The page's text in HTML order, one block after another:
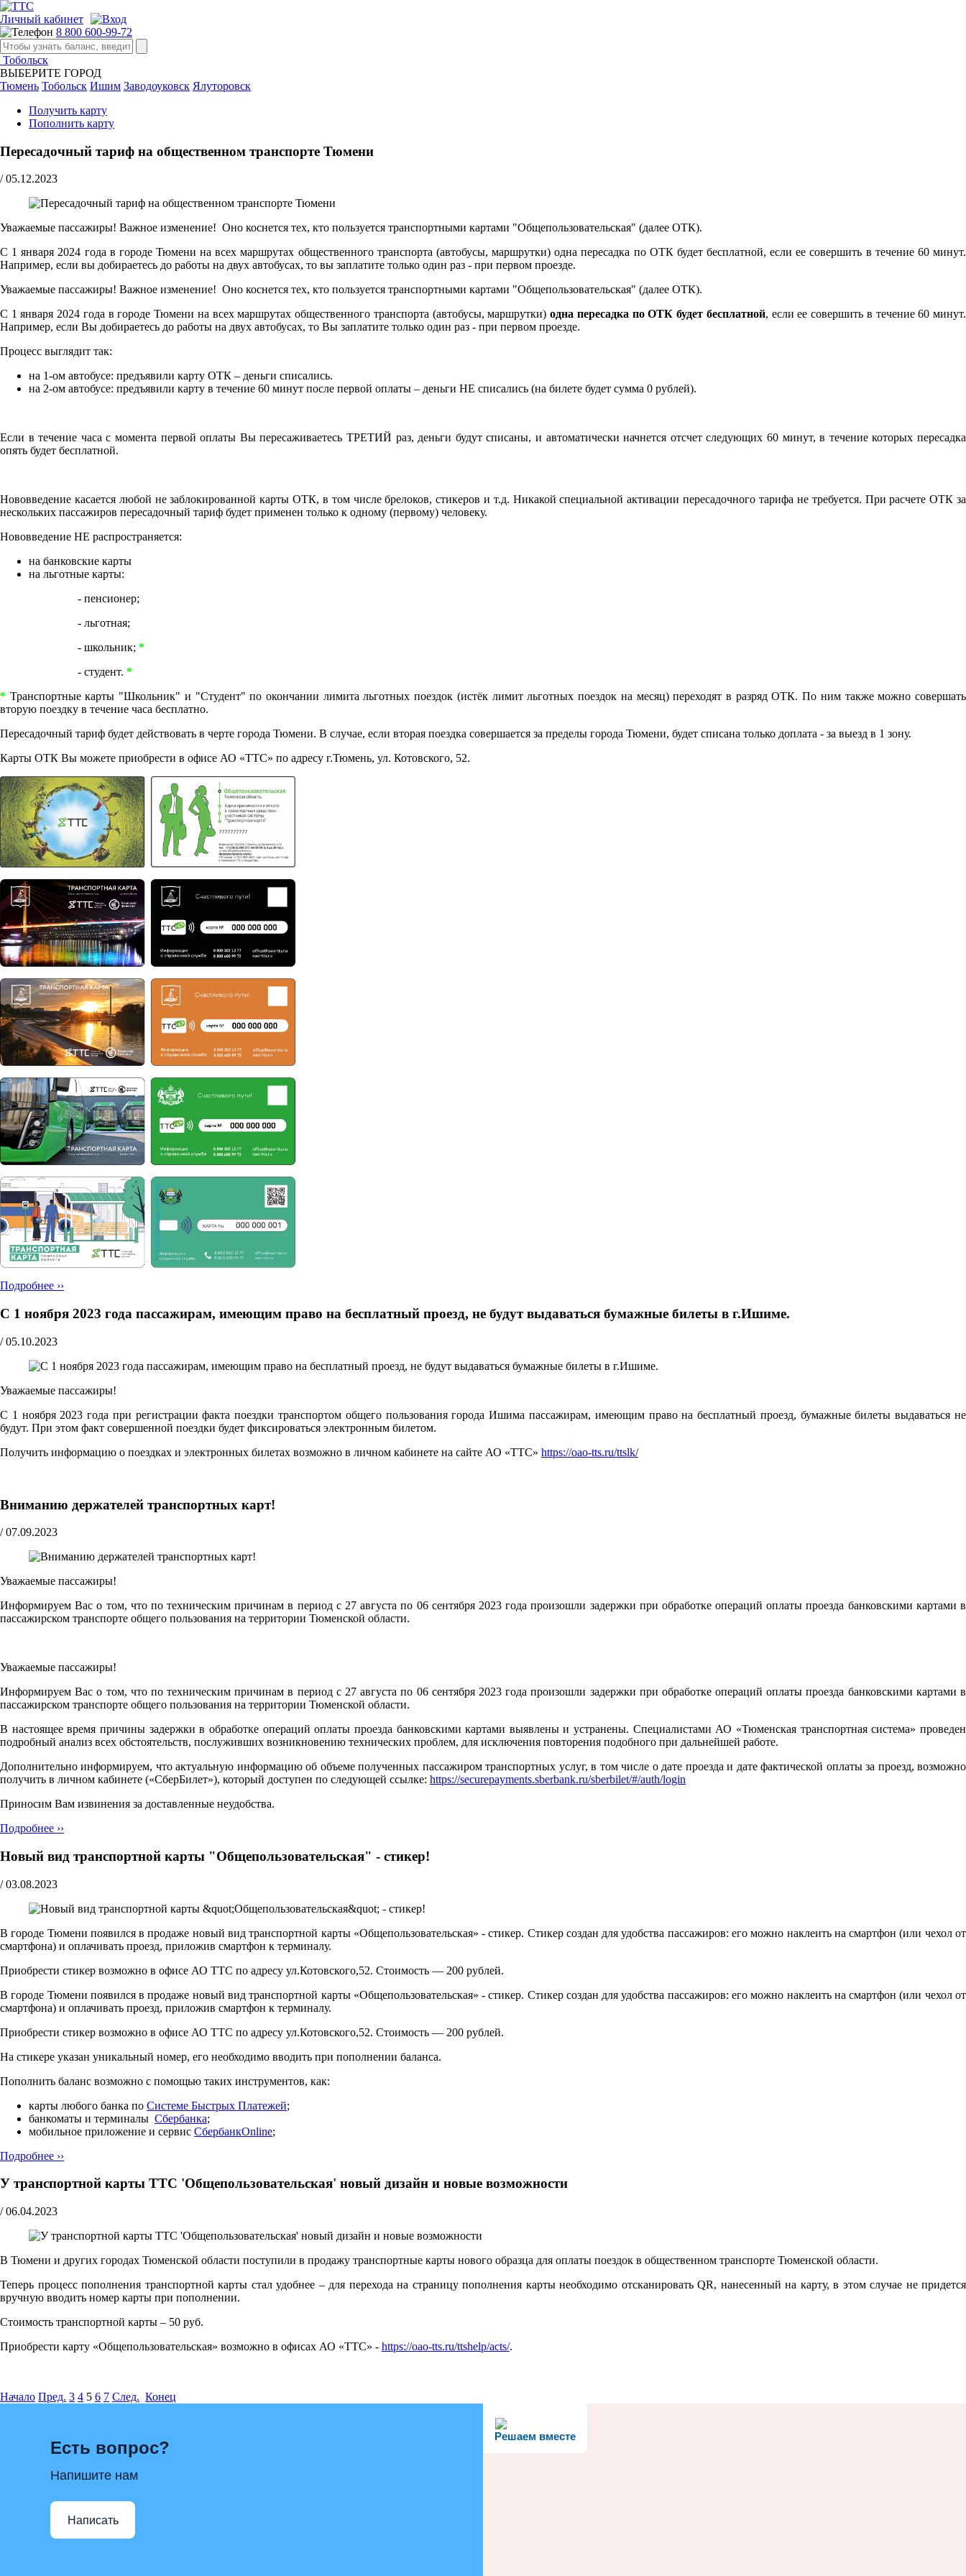
Личный кабинет
8 800 600-99-72
Тобольск
ВЫБЕРИТЕ ГОРОД
Тюмень Тобольск Ишим Заводоуковск Ялуторовск
Получить карту
Пополнить карту
Пересадочный тариф на общественном транспорте Тюмени
/ 05.12.2023
Уважаемые пассажиры! Важное изменение! Оно коснется тех, кто пользуется транспортными картами "Общепользовательская" (далее ОТК).
С 1 января 2024 года в городе Тюмени на всех маршрутах общественного транспорта (автобусы, маршрутки) одна пересадка по ОТК будет бесплатной, если ее совершить в течение 60 минут.
Например, если вы добираетесь до работы на двух автобусах, то вы заплатите только один раз - при первом проезде.
Уважаемые пассажиры! Важное изменение! Оно коснется тех, кто пользуется транспортными картами "Общепользовательская" (далее ОТК).
С 1 января 2024 года в городе Тюмени на всех маршрутах общественного транспорта (автобусы, маршрутки)одна пересадка по ОТК будет бесплатной, если ее совершить в течение 60 минут.
Например, если Вы добираетесь до работы на двух автобусах, то Вы заплатите только один раз - при первом проезде.
Процесс выглядит так:
на 1-ом автобусе: предъявили карту ОТК – деньги списались.
на 2-ом автобусе: предъявили карту в течение 60 минут после первой оплаты – деньги НЕ списались (на билете будет сумма 0 рублей).
Если в течение часа с момента первой оплаты Вы пересаживаетесь ТРЕТИЙ раз, деньги будут списаны, и автоматически начнется отсчет следующих 60 минут, в течение которых пересадка
опять будет бесплатной.
Нововведение касается любой не заблокированной карты ОТК, в том числе брелоков, стикеров и т.д. Никакой специальной активации пересадочного тарифа не требуется. При расчете ОТК за
нескольких пассажиров пересадочный тариф будет применен только к одному (первому) человеку.
Нововведение НЕ распространяется:
на банковские карты
на льготные карты:
- пенсионер;
- льготная;
- школьник; *
- студент. *
* Транспортные карты "Школьник" и "Студент" по окончании лимита льготных поездок (истёк лимит льготных поездок на месяц) переходят в разряд ОТК. По ним также можно совершать
вторую поездку в течение часа бесплатно.
Пересадочный тариф будет действовать в черте города Тюмени. В случае, если вторая поездка совершается за пределы города Тюмени, будет списана только доплата - за выезд в 1 зону.
Карты ОТК Вы можете приобрести в офисе АО «ТТС» по адресу г.Тюмень, ул. Котовского, 52.
Подробнее ››
С 1 ноября 2023 года пассажирам, имеющим право на бесплатный проезд, не будут выдаваться бумажные билеты в г.Ишиме.
/ 05.10.2023
Уважаемые пассажиры!
С 1 ноября 2023 года при регистрации факта поездки транспортом общего пользования города Ишима пассажирам, имеющим право на бесплатный проезд, бумажные билеты выдаваться не
будут. При этом факт совершенной поездки будет фиксироваться электронным билетом.
Получить информацию о поездках и электронных билетах возможно в личном кабинете на сайте АО «ТТС» https://oao-tts.ru/ttslk/
Вниманию держателей транспортных карт!
/ 07.09.2023
Уважаемые пассажиры!
Информируем Вас о том, что по техническим причинам в период с 27 августа по 06 сентября 2023 года произошли задержки при обработке операций оплаты проезда банковскими картами в
пассажирском транспорте общего пользования на территории Тюменской области.
Уважаемые пассажиры!
Информируем Вас о том, что по техническим причинам в период с 27 августа по 06 сентября 2023 года произошли задержки при обработке операций оплаты проезда банковскими картами в
пассажирском транспорте общего пользования на территории Тюменской области.
В настоящее время причины задержки в обработке операций оплаты проезда банковскими картами выявлены и устранены. Специалистами АО «Тюменская транспортная система» проведен
подробный анализ всех обстоятельств, послуживших возникновению технических проблем, для исключения повторения подобного при дальнейшей работе.
Дополнительно информируем, что актуальную информацию об объеме полученных пассажиром транспортных услуг, в том числе о дате проезда и дате фактической оплаты за проезд, возможно
получить в личном кабинете («СберБилет»), который доступен по следующей ссылке: https://securepayments.sberbank.ru/sberbilet/#/auth/login
Приносим Вам извинения за доставленные неудобства.
Подробнее ››
Новый вид транспортной карты "Общепользовательская" - стикер!
/ 03.08.2023
В городе Тюмени появился в продаже новый вид транспортной карты «Общепользовательская» - стикер. Стикер создан для удобства пассажиров: его можно наклеить на смартфон (или чехол от
смартфона) и оплачивать проезд, приложив смартфон к терминалу.
Приобрести стикер возможно в офисе АО ТТС по адресу ул.Котовского,52. Стоимость — 200 рублей.
В городе Тюмени появился в продаже новый вид транспортной карты «Общепользовательская» - стикер. Стикер создан для удобства пассажиров: его можно наклеить на смартфон (или чехол от
смартфона) и оплачивать проезд, приложив смартфон к терминалу.
Приобрести стикер возможно в офисе АО ТТС по адресу ул.Котовского,52. Стоимость — 200 рублей.
На стикере указан уникальный номер, его необходимо вводить при пополнении баланса.
Пополнить баланс возможно с помощью таких инструментов, как:
карты любого банка по Cистеме Быстрых Платежей;
банкоматы и терминалы Сбербанка;
мобильное приложение и сервис СбербанкOnline;
Подробнее ››
У транспортной карты ТТС 'Общепользовательская' новый дизайн и новые возможности
/ 06.04.2023
В Тюмени и других городах Тюменской области поступили в продажу транспортные карты нового образца для оплаты поездок в общественном транспорте Тюменской области.
Теперь процесс пополнения транспортной карты стал удобнее – для перехода на страницу пополнения карты необходимо отсканировать QR, нанесенный на карту, в этом случае не придется
вручную вводить номер карты при пополнении.
Стоимость транспортной карты – 50 руб.
Приобрести карту «Общепользовательская» возможно в офисах АО «ТТС» - https://oao-tts.ru/ttshelp/acts/.
Начало Пред. 3 4 5 6 7 След. Конец
Решаем вместе
Есть вопрос?
Напишите нам
Написать